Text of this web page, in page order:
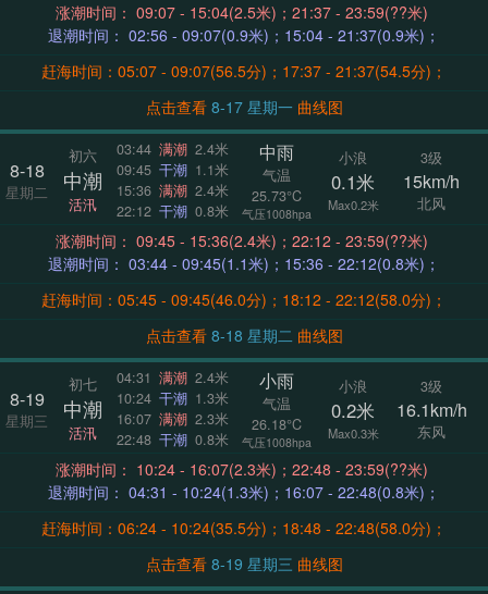
涨潮时间： 09:07 - 15:04(2.5米)；21:37 - 23:59(??米)
退潮时间： 02:56 - 09:07(0.9米)；15:04 - 21:37(0.9米)；
赶海时间：05:07 - 09:07(56.5分)；17:37 - 21:37(54.5分)；
点击查看
8-17 星期一 曲线图
8-18
星期二
初六
中潮
活汛
03:44 满潮 2.4米
09:45 干潮 1.1米
15:36 满潮 2.4米
22:12 干潮 0.8米
中雨
气温
25.73°C
气压1008hpa
小浪
0.1米
Max0.2米
3级
15km/h
北风
涨潮时间： 09:45 - 15:36(2.4米)；22:12 - 23:59(??米)
退潮时间： 03:44 - 09:45(1.1米)；15:36 - 22:12(0.8米)；
赶海时间：05:45 - 09:45(46.0分)；18:12 - 22:12(58.0分)；
点击查看
8-18 星期二 曲线图
8-19
星期三
初七
中潮
活汛
04:31 满潮 2.4米
10:24 干潮 1.3米
16:07 满潮 2.3米
22:48 干潮 0.8米
小雨
气温
26.18°C
气压1008hpa
小浪
0.2米
Max0.3米
3级
16.1km/h
东风
涨潮时间： 10:24 - 16:07(2.3米)；22:48 - 23:59(??米)
退潮时间： 04:31 - 10:24(1.3米)；16:07 - 22:48(0.8米)；
赶海时间：06:24 - 10:24(35.5分)；18:48 - 22:48(58.0分)；
点击查看
8-19 星期三 曲线图